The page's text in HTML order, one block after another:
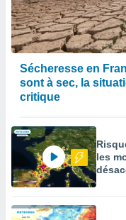
Sécheresse en
sont à sec, la
critique
les